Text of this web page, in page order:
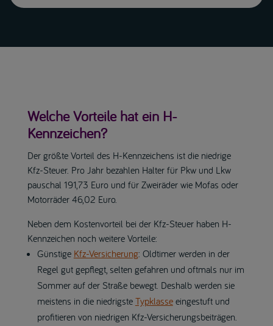
Welche Vorteile hat ein H-
Kennzeichen?
Der größte Vorteil des H-Kennzeichens ist die niedrige
Kfz-Steuer. Pro Jahr bezahlen Halter für Pkw und Lkw
pauschal 191,73 Euro und für Zweiräder wie Mofas oder
Motorräder 46,02 Euro.
Neben dem Kostenvorteil bei der Kfz-Steuer haben H-
Kennzeichen noch weitere Vorteile:
Günstige Kfz-Versicherung: Oldtimer werden in der
Regel gut gepflegt, selten gefahren und oftmals nur im
Sommer auf der Straße bewegt. Deshalb werden sie
meistens in die niedrigste Typklasseeingestuft und
profitieren von niedrigen Kfz-Versicherungsbeiträgen.